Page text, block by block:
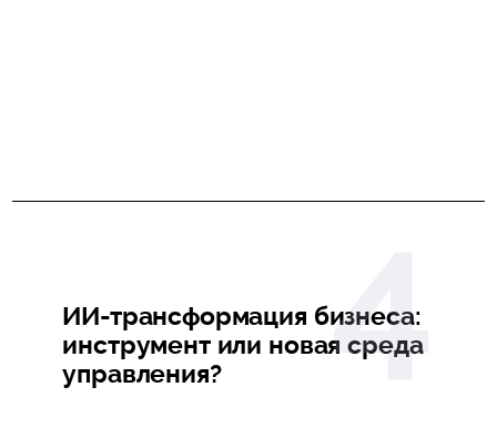
ИИ-трансформация бизнеса:
инструмент или новая среда
управления?